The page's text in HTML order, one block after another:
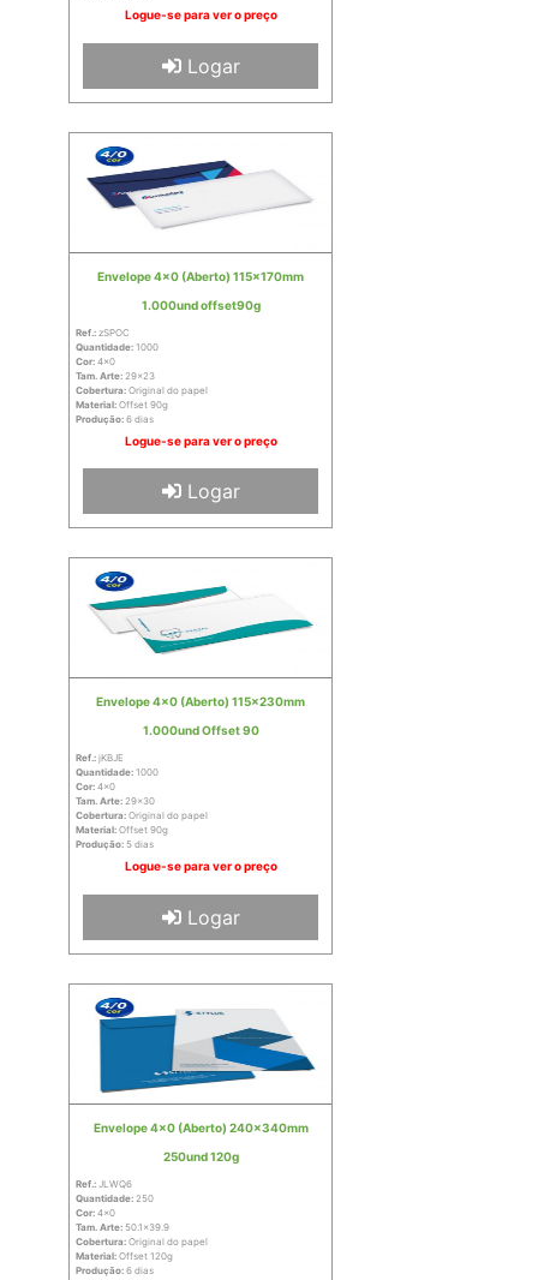
Logue-se para ver o preço
Logar
Envelope 4x0 (Aberto) 115x170mm
1.000und offset90g
Ref.: zSPOC
Quantidade: 1000
Cor: 4x0
Tam. Arte: 29x23
Cobertura: Original do papel
Material: Offset 90g
Produção: 6 dias
Logue-se para ver o preço
Logar
Envelope 4x0 (Aberto) 115x230mm
1.000und Offset 90
Ref.: jKBJE
Quantidade: 1000
Cor: 4x0
Tam. Arte: 29x30
Cobertura: Original do papel
Material: Offset 90g
Produção: 5 dias
Logue-se para ver o preço
Logar
Envelope 4x0 (Aberto) 240x340mm
250und 120g
Ref.: JLWQ6
Quantidade: 250
Cor: 4x0
Tam. Arte: 50.1x39.9
Cobertura: Original do papel
Material: Offset 120g
Produção: 6 dias